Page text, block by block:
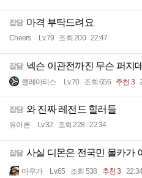
잡담 마격 부탁드려요
Cheers Lv.79 조회 200 22:47
잡담 넥슨 이관전까진 무슨 퍼지
클레마티스 Lv.70 조회 656 추천 3
잡담 와 진짜 레전드 힐러들
유아론 Lv.32 조회 228 22:34
잡담 사실 디몬은 전국민 몰카가
마우가 Lv.65 조회 538 추천 3 22:34